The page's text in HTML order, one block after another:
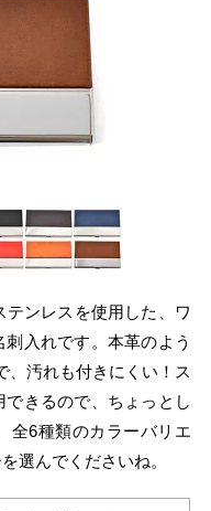
テンレスを使用した、ワ
入れです。本革のよう
、汚れも付きにくい！ス
きるので、ちょっとし
全6種類のカラーバリエ
選んでくださいね。